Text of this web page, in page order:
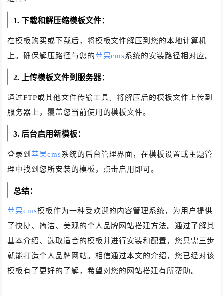
1. 下载和解压缩模板文件：
在模板购买或下载后，将模板文件解压到您的本地计算机
上。确保解压路径与您的苹果cms系统的安装路径相对应。
2. 上传模板文件到服务器：
通过FTP或其他文件传输工具，将解压后的模板文件上传到
服务器上，覆盖您当前使用的模板文件。
3. 后台启用新模板：
登录到苹果cms系统的后台管理界面，在模板设置或主题管
理中找到您所安装的模板，点击启用即可。
总结：
苹果cms模板作为一种受欢迎的内容管理系统，为用户提供
了快捷、简洁、美观的个人品牌网站搭建方法。通过了解其
基本介绍、选取适合的模板并进行安装和配置，您只需三步
就能打造个人品牌网站。相信通过本文的介绍，您已经对该
模板有了更好的了解，希望对您的网站搭建有所帮助。